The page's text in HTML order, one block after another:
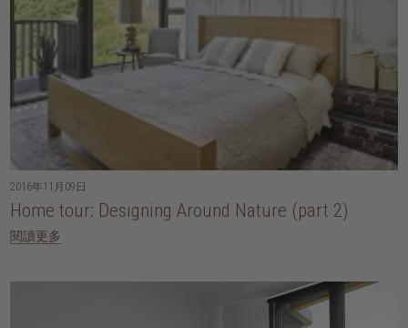
2016年11月09日
Home tour: Designing Around Nature (part 2)
閱讀更多